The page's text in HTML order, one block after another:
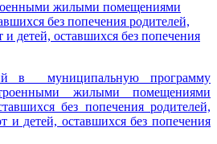
жилыми помещениями
без попечения родителей,
и детей, оставшихся без попечения
в муниципальную программу
жилыми помещениями
без попечения родителей,
и детей, оставшихся без попечения